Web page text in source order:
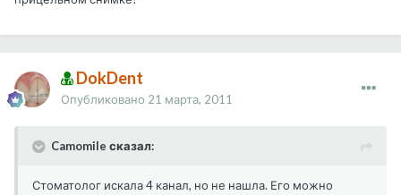
DokDent
Опубликовано 21 марта, 2011
Camomile сказал:
Стоматолог искала 4 канал, но не нашла. Его можно